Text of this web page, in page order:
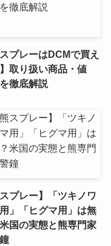
スプレーはDCMで買え
取り扱い商品・値
徹底解説
スプレー】「ツキノワ
」「ヒグマ用」は無
国の実態と熊専門家